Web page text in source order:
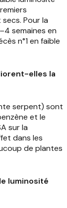
Pour la
semaines en
n°1 en faible
elles la
serpent) sont
et le
sur la
dans les
de plantes
luminosité